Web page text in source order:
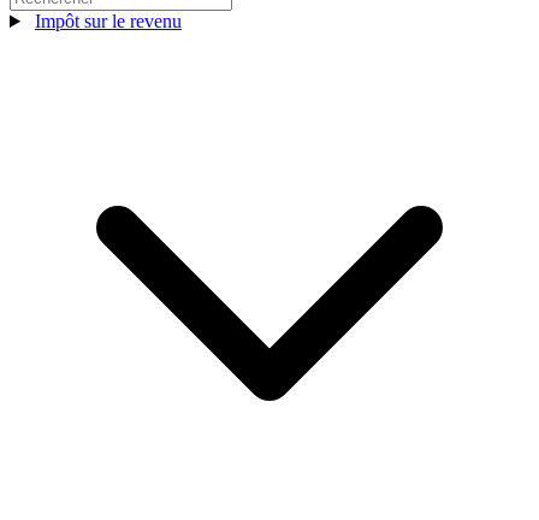
Impôt sur le revenu